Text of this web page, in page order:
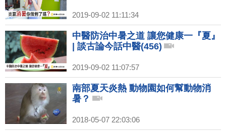
2019-09-02 11:11:34
中醫防治中暑之道 讓您健康一『夏』
| 談古論今話中醫(456)
2019-09-02 11:07:57
南部夏天炎熱 動物園如何幫動物消
暑？
2018-05-07 22:03:06